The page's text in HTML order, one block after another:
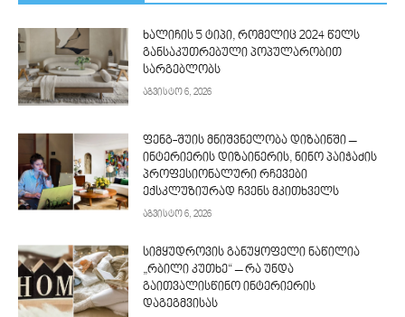
ხალიჩის 5 ტიპი, რომელიც 2024 წელს
განსაკუთრებული პოპულარობით
სარგებლობს
აგვისტო 6, 2026
ფენგ-შუის მნიშვნელობა დიზაინში –
ინტერიერის დიზაინერის, ნინო პაიჭაძის
პროფესიონალური რჩევები
ექსკლუზიურად ჩვენს მკითხველს
აგვისტო 6, 2026
სიმყუდროვის განუყოფელი ნაწილია
„რბილი კუთხე“ – რა უნდა
გაითვალისწინო ინტერიერის
დაგეგმვისას